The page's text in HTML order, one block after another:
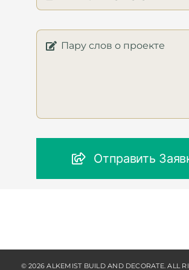
Отправить
© 2026 ALKEMIST BUILD AND DECORATE. ALL